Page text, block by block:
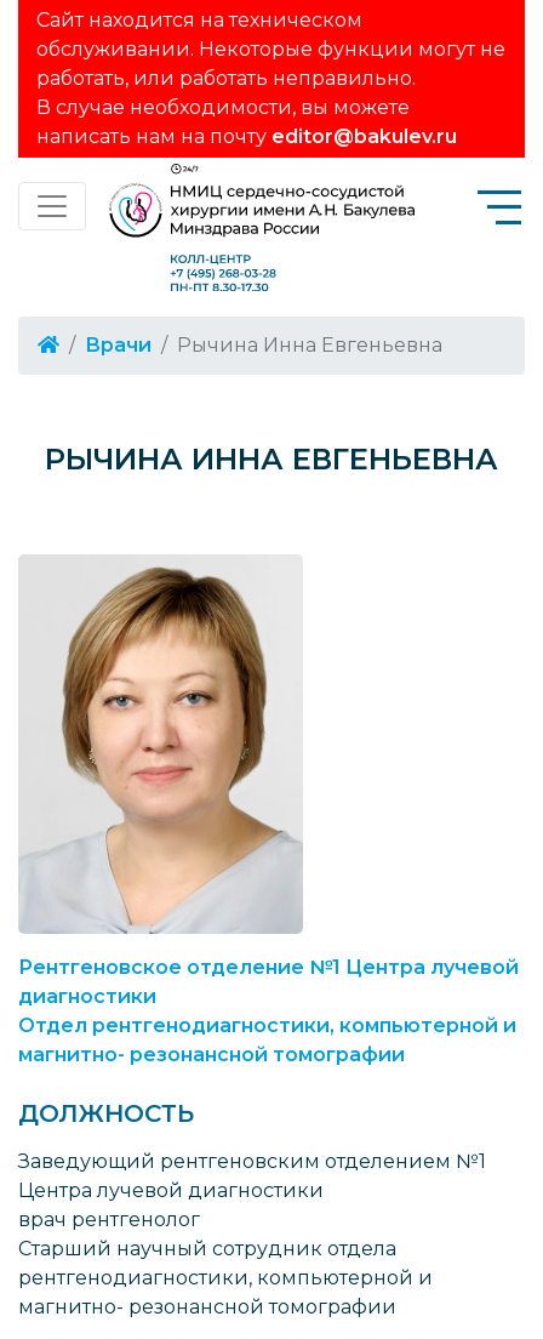
Сайт находится на техническом
обслуживании. Некоторые функции могут не
работать, или работать неправильно.
В случае необходимости, вы можете
написать нам на почту editor@bakulev.ru
Врачи Рычина Инна Евгеньевна
РЫЧИНА ИННА ЕВГЕНЬЕВНА
Рентгеновское отделение №1 Центра лучевой
диагностики
Отдел рентгенодиагностики, компьютерной и
магнитно- резонансной томографии
ДОЛЖНОСТЬ
Заведующий рентгеновским отделением №1
Центра лучевой диагностики
врач рентгенолог
Старший научный сотрудник отдела
рентгенодиагностики, компьютерной и
магнитно- резонансной томографии